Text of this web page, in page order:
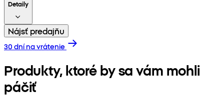
Detaily
Nájsť predajňu
30 dní na vrátenie
Produkty, ktoré by sa vám mohli
páčiť